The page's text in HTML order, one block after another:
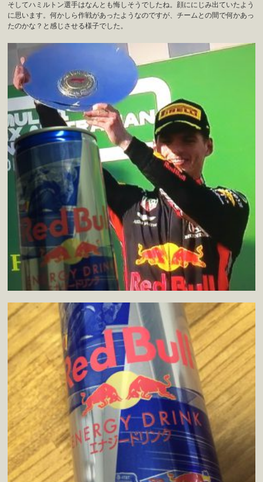
そしてハミルトン選手はなんとも悔しそうでしたね。顔ににじみ出ていたよう
に思います。何かしら作戦があったようなのですが、チームとの間で何かあっ
たのかな？と感じさせる様子でした。